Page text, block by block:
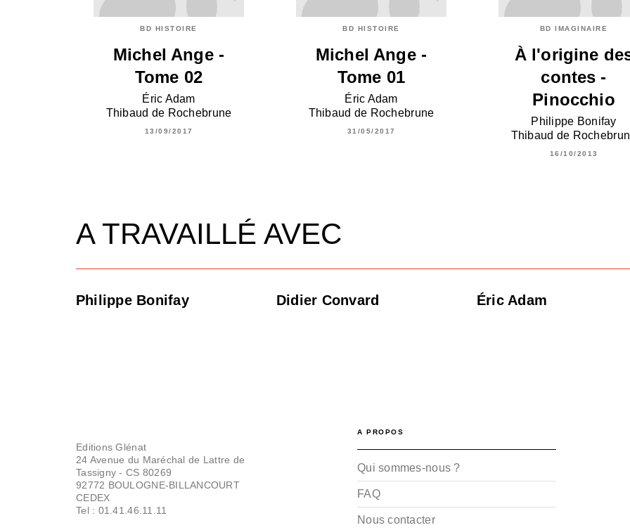
BD HISTOIRE
Michel Ange -
Tome 02
Éric Adam
Thibaud de Rochebrune
13/09/2017
BD HISTOIRE
Michel Ange -
Tome 01
Éric Adam
Thibaud de Rochebrune
31/05/2017
BD IMAGINAIRE
À l'origine
contes -
Pinocchio
Philippe Bonifay
Thibaud de
16/10/2013
A TRAVAILLÉ AVEC
Philippe Bonifay Didier Convard Éric Adam
Editions Glénat
24 Avenue du Maréchal de Lattre de
Tassigny - CS 80269
92772 BOULOGNE-BILLANCOURT
CEDEX
Tel : 01.41.46.11.11
A PROPOS
Qui sommes-nous ?
FAQ
Nous contacter